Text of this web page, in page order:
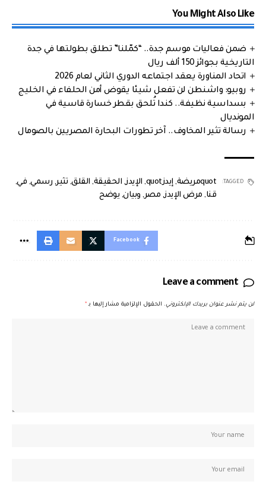
You Might Also Like
ضمن فعاليات موسم جدة.. “كمّلنا” تطلق بطولتها في جدة
التاريخية بجوائز 150 ألف ريال
اتحاد المناورة يعقد اجتماعه الدوري الثاني لعام 2026
روبيو: واشنطن لن تفعل شيئا يقوض أمن الحلفاء في الخليج
بسداسية نظيفة.. كندا تُلحق بقطر خسارة قاسية في
المونديال
رسالة تثير المخاوف.. آخر تطورات البحارة المصريين بالصومال
TAGGED: quotمريضة , إيدزquot , الإيدز, الحقيقة, القلق, تثير, رسمي, في,
قنا, مرض الإيدز, مصر , وبيان, يوضح
Facebook
Leave a comment
لن يتم نشر عنوان بريدك الإلكتروني. الحقول الإلزامية مشار إليها بـ *